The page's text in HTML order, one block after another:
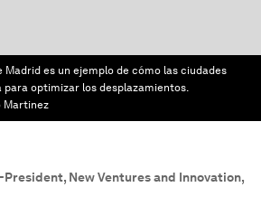
Madrid es un ejemplo de cómo las ciudades
optimizar los desplazamientos.
Martinez
New Ventures and Innovation,